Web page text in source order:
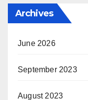
Archives
June 2026
September 2023
August 2023